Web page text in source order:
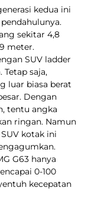
kedua ini
sekitar 4,8
meter.
SUV ladder
saja,
luar biasa berat
Dengan
tentu angka
ringan. Namun
kotak ini
G63 hanya
0-100
kecepatan